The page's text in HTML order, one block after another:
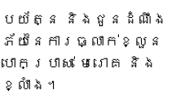
រយ័ត្ន និងជូនដំណឹង
យនៃការធ្លាក់ខ្លួន
បោកប្រាស់ មេរោគ និង
លាំង។